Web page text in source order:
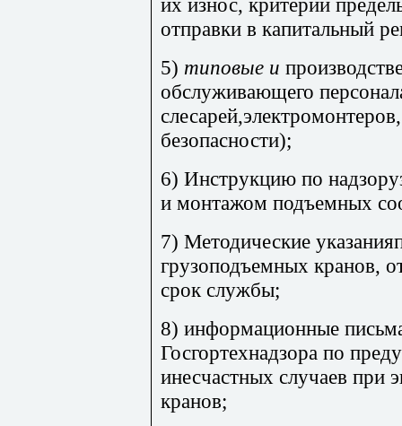
отправки в капитальный
5) типовые и
обслуживающего
безопасности);
6) Инструкцию по
и монтажом подъемных
7) Методические
грузоподъемных кранов,
срок службы;
8) информационные
Госгортехнадзора по
инесчастных случаев при
кранов;